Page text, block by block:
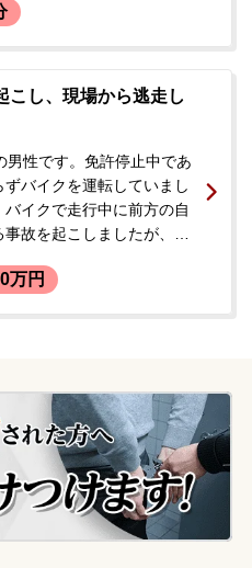
していましたが、依頼者
中、今後の見通しや前科
不安から、当事務所へ相談
こし、現場から逃走し
男性です。免許停止中であ
バイクを運転していまし
イクで走行中に前方の自
故を起こしましたが、そ
身事故として扱われるこ
に強い不安を抱き、警察に
事務所へ相談に来られまし
万円